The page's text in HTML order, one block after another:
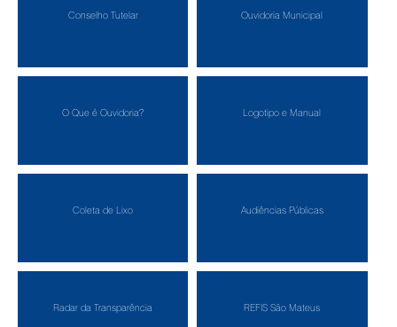
Conselho Tutelar Ouvidoria Municipal
O Que é Ouvidoria? Logotipo e Manual
Coleta de Lixo Audiências Públicas
Radar da Transparência REFIS São Mateus